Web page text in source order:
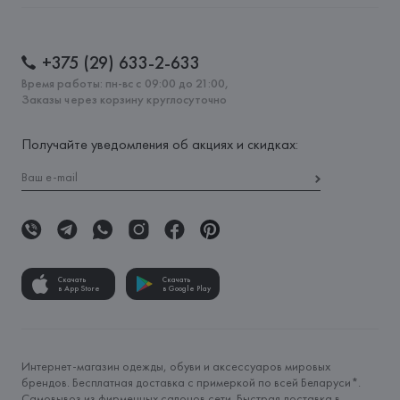
+375 (29) 633-2-633
Время работы: пн-вс с 09:00 до 21:00,
Заказы через корзину круглосуточно
Получайте уведомления об акциях и скидках:
Скачать
в App Store
Скачать
в Google Play
Интернет-магазин одежды, обуви и аксессуаров мировых
брендов. Бесплатная доставка с примеркой по всей Беларуси*.